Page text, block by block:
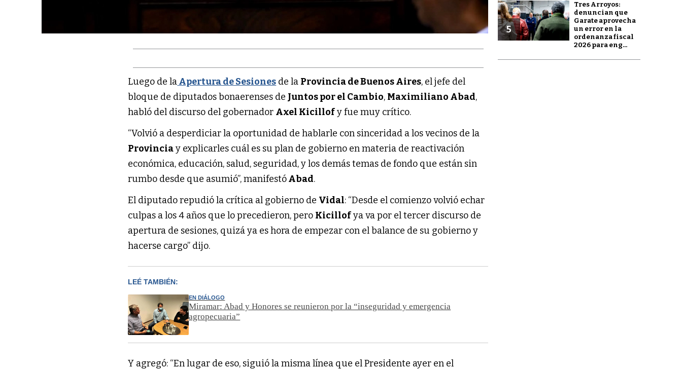
Luego de laApertura de Sesiones de la Provincia de Buenos Aires, el jefe del
bloque de diputados bonaerenses de Juntos por el Cambio, Maximiliano Abad,
habló del discurso del gobernador Axel Kicillofy fue muy crítico.
“Volvió a desperdiciar la oportunidad de hablarle con sinceridad a los vecinos de la
Provinciay explicarles cuál es su plan de gobierno en materia de reactivación
económica, educación, salud, seguridad, y los demás temas de fondo que están sin
rumbo desde que asumió”, manifestóAbad.
El diputado repudió la crítica al gobierno de Vidal: “Desde el comienzo volvió echar
culpas a los 4 años que lo precedieron, pero Kicillofya va por el tercer discurso de
apertura de sesiones, quizá ya es hora de empezar con el balance de su gobierno y
hacerse cargo” dijo.
LEÉ TAMBIÉN:
EN DIÁLOGO
Miramar: Abad y Honores se reunieron por la “inseguridad y emergencia
agropecuaria”
Y agregó: “En lugar de eso, siguió la misma línea que el Presidente ayer en el
5
Tres Arroyos:
denuncian que
Garate aprovecha
un error en la
ordenanza fiscal
2026 para eng...